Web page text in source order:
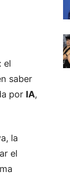
el
saber
por IA,
la
el